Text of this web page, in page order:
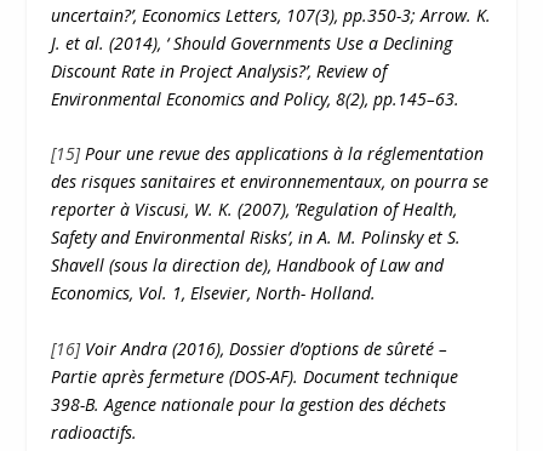
uncertain?’, Economics Letters, 107(3), pp.350-3; Arrow. K.
J. et al. (2014), ‘ Should Governments Use a Declining
Discount Rate in Project Analysis?’, Review of
Environmental Economics and Policy, 8(2), pp.145–63.
[15]Pour une revue des applications à la réglementation
des risques sanitaires et environnementaux, on pourra se
reporter à Viscusi, W. K. (2007), ’Regulation of Health,
Safety and Environmental Risks’, in A. M. Polinsky et S.
Shavell (sous la direction de), Handbook of Law and
Economics, Vol. 1, Elsevier, North- Holland.
[16]Voir Andra (2016), Dossier d’options de sûreté –
Partie après fermeture (DOS-AF). Document technique
398-B. Agence nationale pour la gestion des déchets
radioactifs.